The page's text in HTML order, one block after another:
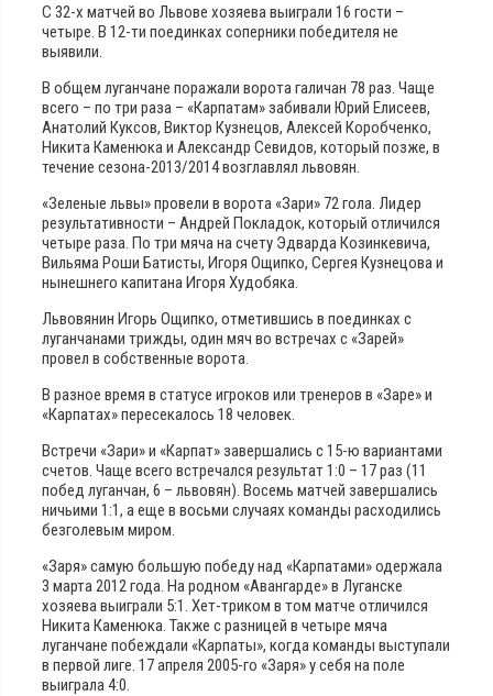
С 32-х матчей во Львове хозяева выиграли 16 гости –
четыре. В 12-ти поединках соперники победителя не
выявили.
В общем луганчане поражали ворота галичан 78 раз. Чаще
всего – по три раза – «Карпатам» забивали Юрий Елисеев,
Анатолий Куксов, Виктор Кузнецов, Алексей Коробченко,
Никита Каменюка и Александр Севидов, который позже, в
течение сезона-2013/2014 возглавлял львовян.
«Зеленые львы» провели в ворота «Зари» 72 гола. Лидер
результативности – Андрей Покладок, который отличился
четыре раза. По три мяча на счету Эдварда Козинкевича,
Вильяма Роши Батисты, Игоря Ощипко, Сергея Кузнецова и
нынешнего капитана Игоря Худобяка.
Львовянин Игорь Ощипко, отметившись в поединках с
луганчанами трижды, один мяч во встречах с «Зарей»
провел в собственные ворота.
В разное время в статусе игроков или тренеров в «Заре» и
«Карпатах» пересекалось 18 человек.
Встречи «Зари» и «Карпат» завершались с 15-ю вариантами
счетов. Чаще всего встречался результат 1:0 – 17 раз (11
побед луганчан, 6 – львовян). Восемь матчей завершались
ничьими 1:1, а еще в восьми случаях команды расходились
безголевым миром.
«Заря» самую большую победу над «Карпатами» одержала
3 ​​марта 2012 года. На родном «Авангарде» в Луганске
хозяева выиграли 5:1. Хет-триком в том матче отличился
Никита Каменюка. Также с разницей в четыре мяча
луганчане побеждали «Карпаты», когда команды выступали
в первой лиге. 17 апреля 2005-го «Заря» у себя на поле
выиграла 4:0.